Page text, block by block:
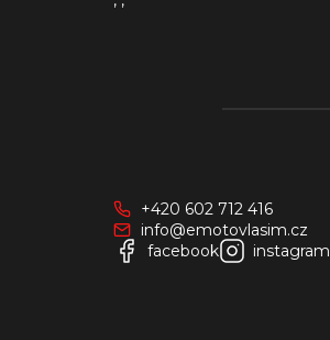
+420 602 712 416
info@emotovlasim.cz
facebook
instagram